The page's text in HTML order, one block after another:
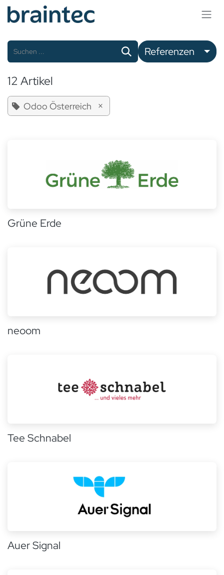
Zum Inhalt springen
Referenzen
12 Artikel
Odoo Österreich ×
Grüne Erde
neoom
Tee Schnabel
Auer Signal